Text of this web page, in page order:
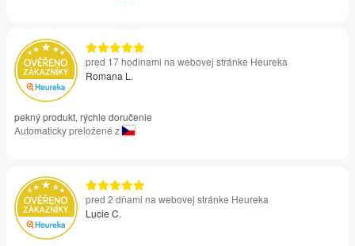
pred 17 hodinami na webovej stránke Heureka
Romana L.
pekný produkt, rýchle doručenie
Automaticky preložené z
pred 2 dňami na webovej stránke Heureka
Lucie C.